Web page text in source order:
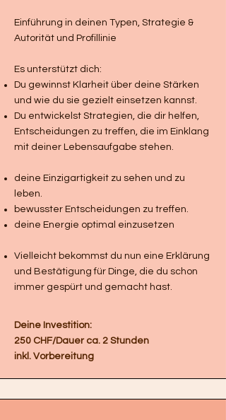
Einführung in deinen Typen, Strategie &
Autorität und Profillinie
Es unterstützt dich:
Du gewinnst Klarheit über deine Stärken
und wie du sie gezielt einsetzen kannst.
Du entwickelst Strategien, die dir helfen,
Entscheidungen zu treffen, die im Einklang
mit deiner Lebensaufgabe stehen.
deine Einzigartigkeit zu sehen und zu
leben.
bewusster Entscheidungen zu treffen.
deine Energie optimal einzusetzen
Vielleicht bekommst du nun eine Erklärung
und Bestätigung für Dinge, die du schon
immer gespürt und gemacht hast.
Deine Investition:
250 CHF/Dauer ca. 2 Stunden
inkl. Vorbereitung